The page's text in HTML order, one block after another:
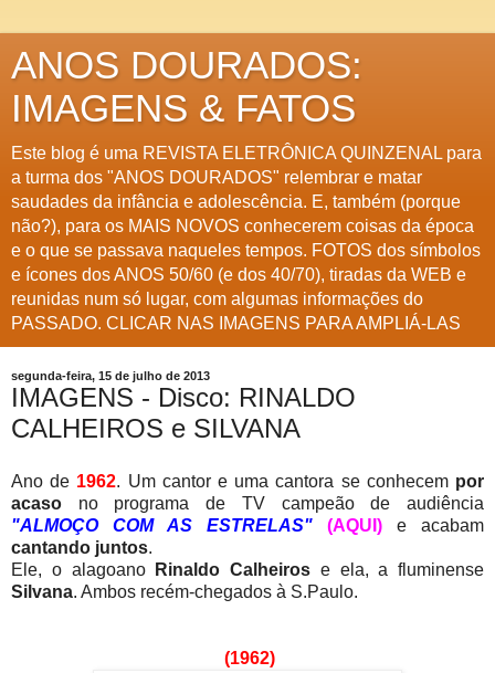
ANOS DOURADOS:
IMAGENS & FATOS
Este blog é uma REVISTA ELETRÔNICA QUINZENAL para
a turma dos "ANOS DOURADOS" relembrar e matar
saudades da infância e adolescência. E, também (porque
não?), para os MAIS NOVOS conhecerem coisas da época
e o que se passava naqueles tempos. FOTOS dos símbolos
e ícones dos ANOS 50/60 (e dos 40/70), tiradas da WEB e
reunidas num só lugar, com algumas informações do
PASSADO. CLICAR NAS IMAGENS PARA AMPLIÁ-LAS
segunda-feira, 15 de julho de 2013
IMAGENS - Disco: RINALDO
CALHEIROS e SILVANA
Ano de 1962. Um cantor e uma cantora se conhecem por
acaso no programa de TV campeão de audiência
"ALMOÇO COM AS ESTRELAS"
(AQUI) e acabam
cantando juntos.
Ele, o alagoano
Rinaldo Calheiros e ela, a fluminense
Silvana. Ambos recém-chegados à S.Paulo.
(1962)